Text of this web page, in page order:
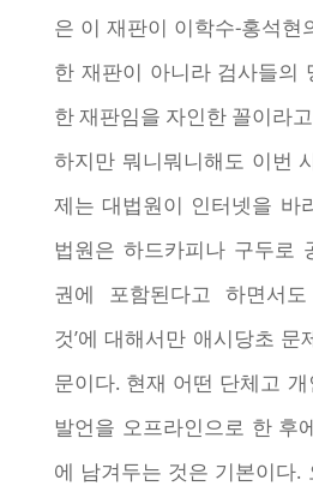
은 이 재판이 이학수-홍석현
한 재판이 아니라 검사들의
한 재판임을 자인한 꼴이라
하지만 뭐니뭐니해도 이번
제는 대법원이 인터넷을 바
법원은 하드카피나 구두로
권에 포함된다고 하면서
것’에 대해서만 애시당초 문
문이다. 현재 어떤 단체고
발언을 오프라인으로 한 후
에 남겨두는 것은 기본이다.